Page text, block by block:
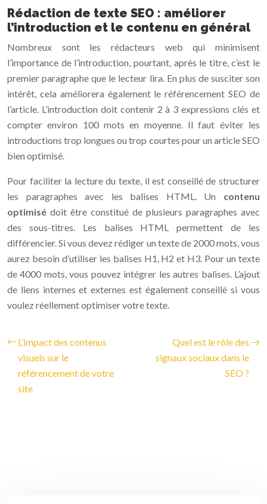
Rédaction de texte SEO : améliorer
l’introduction et le contenu en général
Nombreux sont les rédacteurs web qui minimisent
l’importance de l’introduction, pourtant, après le titre, c’est le
premier paragraphe que le lecteur lira. En plus de susciter son
intérêt, cela améliorera également le référencement SEO de
l’article. L’introduction doit contenir 2 à 3 expressions clés et
compter environ 100 mots en moyenne. Il faut éviter les
introductions trop longues ou trop courtes pour un article SEO
bien optimisé.
Pour faciliter la lecture du texte, il est conseillé de structurer
les paragraphes avec les balises HTML. Un contenu
optimisé doit être constitué de plusieurs paragraphes avec
des sous-titres. Les balises HTML permettent de les
différencier. Si vous devez rédiger un texte de 2000 mots, vous
aurez besoin d’utiliser les balises H1, H2 et H3. Pour un texte
de 4000 mots, vous pouvez intégrer les autres balises. L’ajout
de liens internes et externes est également conseillé si vous
voulez réellement optimiser votre texte.
L’impact des contenus
visuels sur le
référencement de votre
site
Quel est le rôle des
signaux sociaux dans le
SEO ?